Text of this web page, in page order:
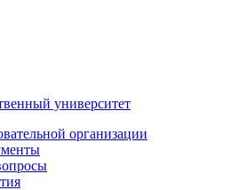
университет
организации